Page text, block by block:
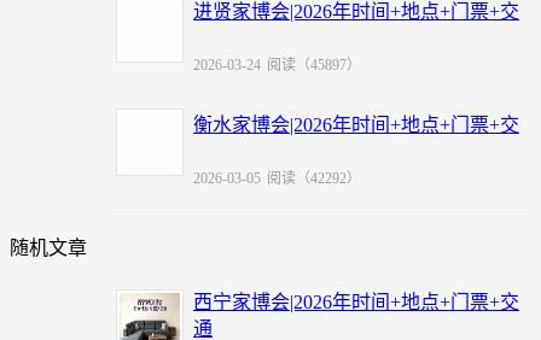
进贤家博会|2026年时间+地点+门票+交
2026-03-24 阅读（45897）
衡水家博会|2026年时间+地点+门票+交
2026-03-05 阅读（42292）
随机文章
西宁家博会|2026年时间+地点+门票+交
通